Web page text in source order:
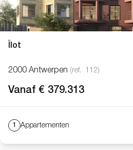
Îlot
2000 Antwerpen (ref. 112)
Vanaf € 379.313
1 Appartementen